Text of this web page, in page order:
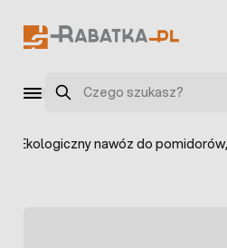
Szukaj
Ekologiczny nawóz do